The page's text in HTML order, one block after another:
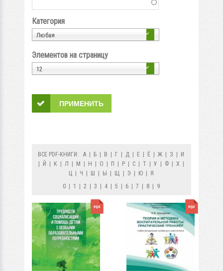
Категория
Любая
Элементов на страницу
12
ВСЕ PDF-КНИГИ: А Б В Г Д Е Ё Ж З
И
Й К Л М Н О П Р С Т У Ф Х
Ц
Ч Ш Ы Щ Э Ю
Я
0
1 2 3 4 5 6 7 8 9